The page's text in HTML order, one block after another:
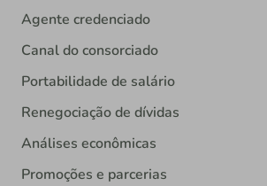
Agente credenciado
Canal do consorciado
Portabilidade de salário
Renegociação de dívidas
Análises econômicas
Promoções e parcerias